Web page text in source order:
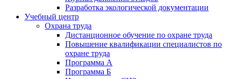
Разработка экологической документации
Учебный центр
Охрана труда
Дистанционное обучение по охране труда
Повышение квалификации специалистов по
охране труда
Программа А
Программа Б